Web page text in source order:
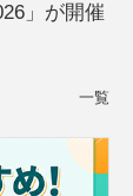
」が開催
一覧